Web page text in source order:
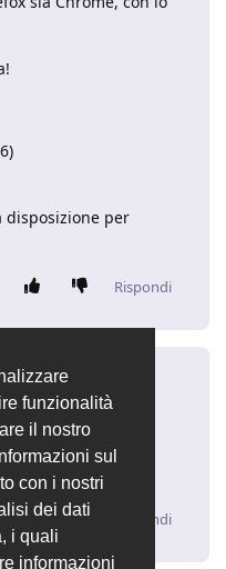
funzionalità
il nostro
sul
con i nostri
dei dati
i quali
informazioni
disposizione per
Rispondi
d/1850/4
Rispondi